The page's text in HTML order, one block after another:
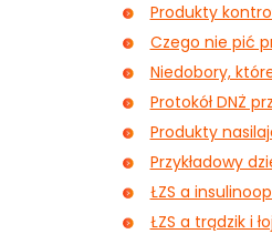
Produkty
Czego nie pić
Niedobory,
Protokół DNŻ
Produkty
Przykładowy
ŁZS a
ŁZS a trądzik i